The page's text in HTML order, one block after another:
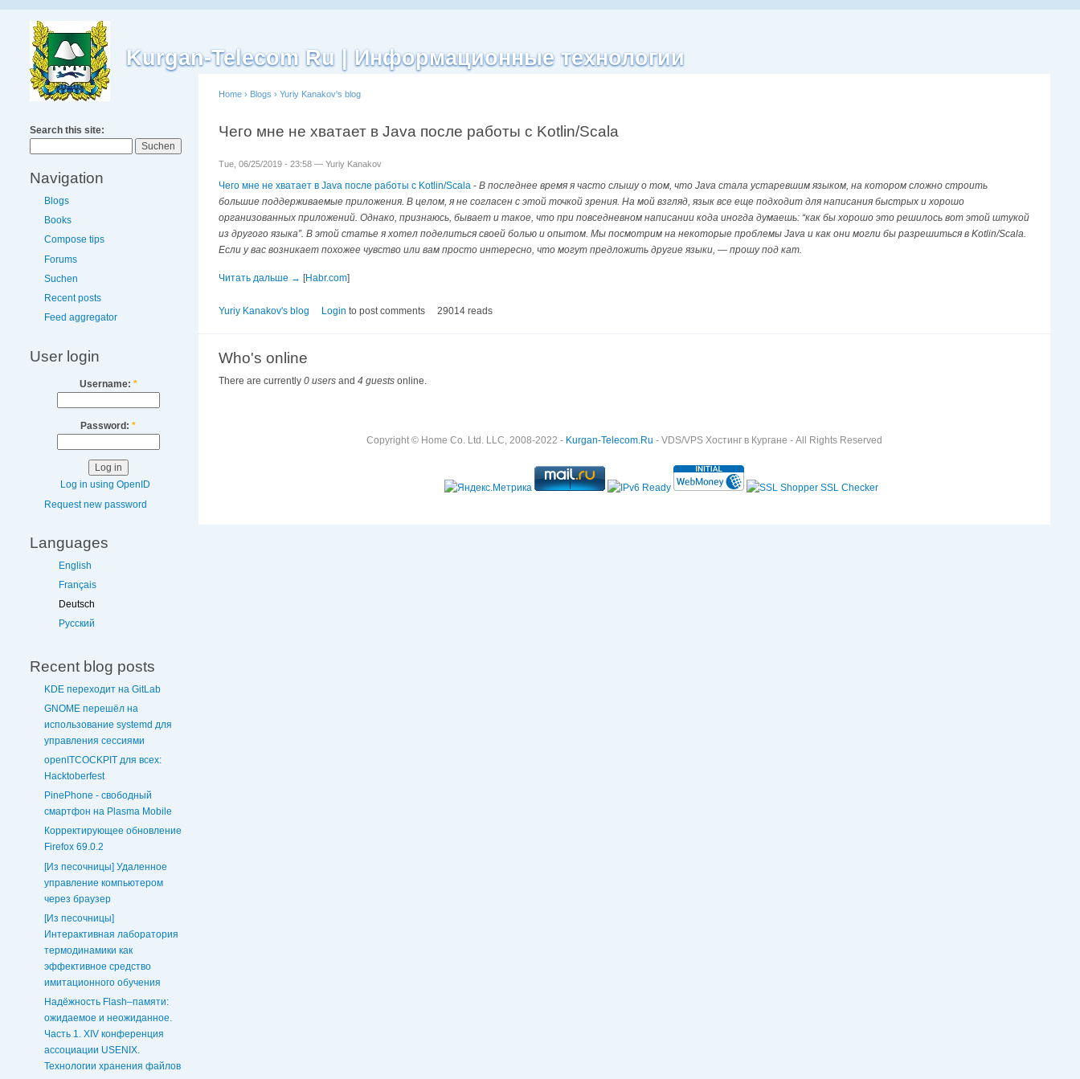
Kurgan-Telecom Ru | Информационные технологии
Search this site:
Navigation
Blogs
Books
Compose tips
Forums
Suchen
Recent posts
Feed aggregator
User login
Username: *
Password: *
Log in using OpenID
Request new password
Languages
English
Français
Deutsch
Русский
Recent blog posts
KDE переходит на GitLab
GNOME перешёл на
использование systemd для
управления сессиями
openITCOCKPIT для всех:
Hacktoberfest
PinePhone - свободный
смартфон на Plasma Mobile
Корректирующее обновление
Firefox 69.0.2
[Из песочницы] Удаленное
управление компьютером
через браузер
[Из песочницы]
Интерактивная лаборатория
термодинамики как
эффективное средство
имитационного обучения
Надёжность Flash–памяти:
ожидаемое и неожиданное.
Часть 1. XIV конференция
ассоциации USENIX.
Технологии хранения файлов
Home › Blogs › Yuriy Kanakov's blog
Чего мне не хватает в Java после работы с Kotlin/Scala
Tue, 06/25/2019 - 23:58 — Yuriy Kanakov
Чего мне не хватает в Java после работы с Kotlin/Scala - В последнее время я часто слышу о том, что Java стала устаревшим языком, на котором сложно строить
большие поддерживаемые приложения. В целом, я не согласен с этой точкой зрения. На мой взгляд, язык все еще подходит для написания быстрых и хорошо
организованных приложений. Однако, признаюсь, бывает и такое, что при повседневном написании кода иногда думаешь: “как бы хорошо это решилось вот этой штукой
из другого языка”. В этой статье я хотел поделиться своей болью и опытом. Мы посмотрим на некоторые проблемы Java и как они могли бы разрешиться в Kotlin/Scala.
Если у вас возникает похожее чувство или вам просто интересно, что могут предложить другие языки, — прошу под кат.
Читать дальше → [Habr.com]
Yuriy Kanakov's blog Login to post comments 29014 reads
Who's online
There are currently 0 users and 4 guests online.
Copyright © Home Co. Ltd. LLC, 2008-2022 - Kurgan-Telecom.Ru - VDS/VPS Хостинг в Кургане - All Rights Reserved